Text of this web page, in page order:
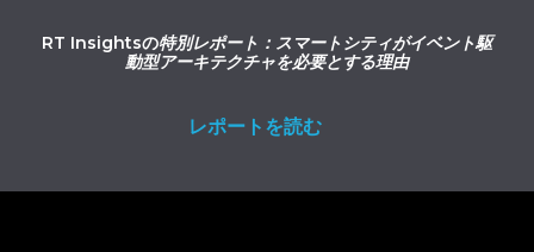
RT Insightsの特別レポート：スマートシティがイベント駆
動型アーキテクチャを必要とする理由
レポートを読む